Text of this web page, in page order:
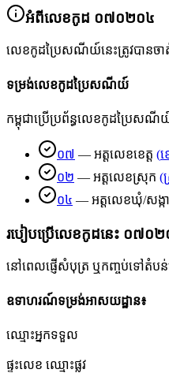
អំពីលេខកូដ ០៧០២០៤
លេខកូដប្រៃសណីយ៍នេះត្រូវបានចា
ទម្រង់លេខកូដប្រៃសណីយ៍
កម្ពុជាប្រើប្រព័ន្ធលេខកូដប្រៃស
០៧ — អត្តលេខខេត្ត (ខ
០២ — អត្តលេខស្រុក (
០៤ — អត្តលេខឃុំ/សង្ក
របៀបប្រើលេខកូដនេះ ០៧០២
នៅពេលផ្ញើសំបុត្រ ឬកញ្ចប់ទៅតំប
ឧទាហរណ៍ទម្រង់អាសយដ្ឋាន៖
ឈ្មោះអ្នកទទួល
ផ្ទះលេខ ឈ្មោះផ្លូវ